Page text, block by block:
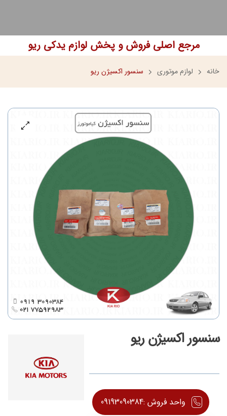
مرجع اصلی فروش و پخش لوازم یدکی ریو
خانه لوازم موتوری سنسور اکسیژن ریو
سنسور اکسیژن ریو
واحد فروش :09193090384